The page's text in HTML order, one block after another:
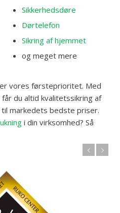
Sikkerhedsdøre
Dørtelefon
Sikring af hjemmet
og meget mere
vores førsteprioritet. Med
du altid kvalitetssikring af
markedets bedste priser.
i din virksomhed? Så